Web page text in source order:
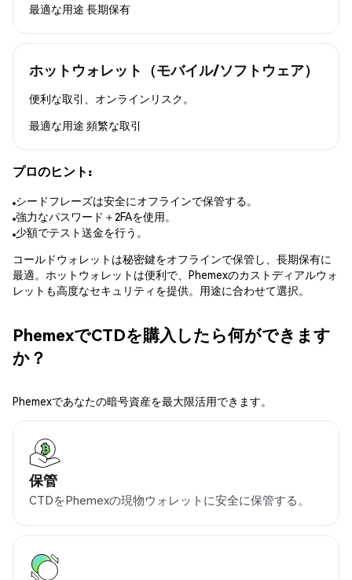
最適な用途 長期保有
ホットウォレット（モバイル/ソフトウェア）
便利な取引、オンラインリスク。
最適な用途 頻繁な取引
プロのヒント:
シードフレーズは安全にオフラインで保管する。
強力なパスワード＋2FAを使用。
少額でテスト送金を行う。
コールドウォレットは秘密鍵をオフラインで保管し、長期保有に
最適。ホットウォレットは便利で、Phemexのカストディアルウォ
レットも高度なセキュリティを提供。用途に合わせて選択。
PhemexでCTDを購入したら何ができます
か？
Phemexであなたの暗号資産を最大限活用できます。
保管
CTDをPhemexの現物ウォレットに安全に保管する。